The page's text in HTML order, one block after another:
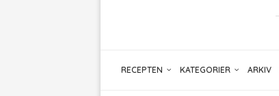
RECEPTEN KATEGORIER ARKIV